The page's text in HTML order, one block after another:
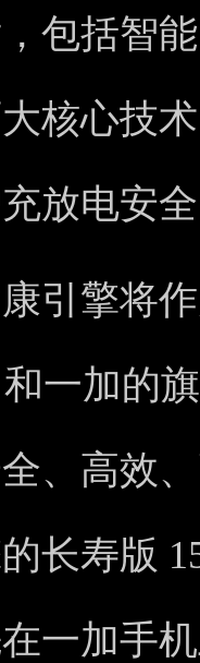
包括智
核心技
放电安
引擎将
和一加的
、高效
长寿版
一加手